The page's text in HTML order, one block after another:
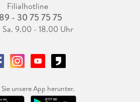
Filialhotline
- 30 75 75 75
Sa. 9.00 - 18.00 Uhr
unsere App herunter.